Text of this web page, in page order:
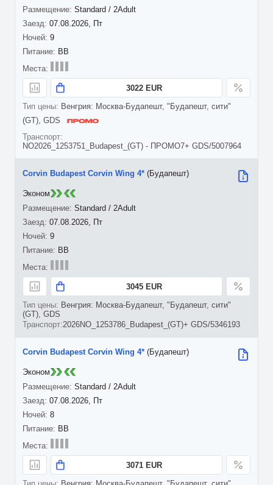
07.08.2026, Пт
9
Standard / 2Adult
BB
3022 EUR
Венгрия: Москва-Будапешт, "Будапешт, сити"
(GT), GDS
NO2026_1253751_Budapest_(GT) - ПРОМО7+ GDS/5007964
07.08.2026, Пт
9
Corvin Budapest Corvin Wing 4* (Будапешт)
Standard / 2Adult
BB
3045 EUR
Венгрия: Москва-Будапешт, "Будапешт, сити"
(GT), GDS
2026NO_1253786_Budapest_(GT)+ GDS/5346193
Эконом
07.08.2026, Пт
8
Corvin Budapest Corvin Wing 4* (Будапешт)
Standard / 2Adult
BB
3071 EUR
Эконом